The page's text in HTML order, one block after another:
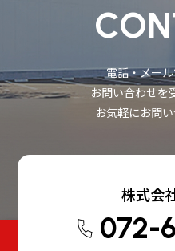
電話・メー
お問い合わせを
お気軽にお問
株式会
072-